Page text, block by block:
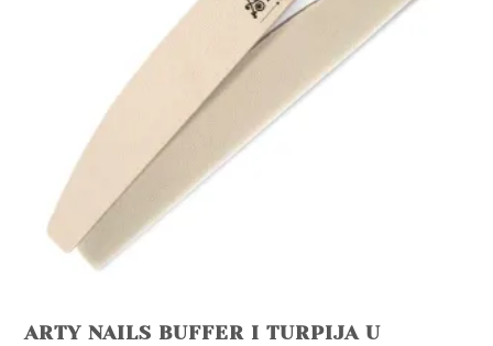
ARTY NAILS BUFFER I TURPIJA U